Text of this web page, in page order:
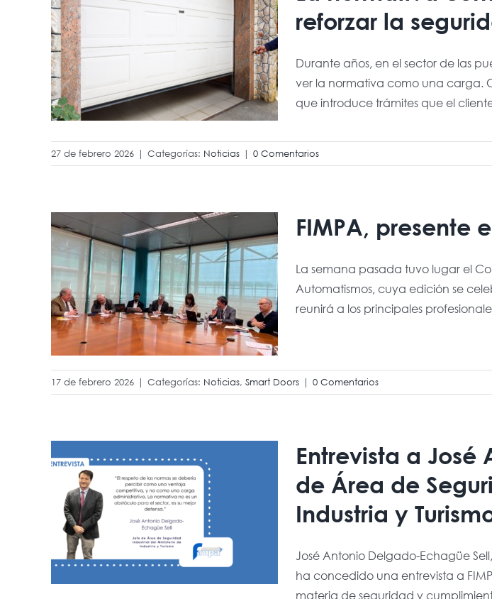
reforzar la
Durante años, en el sector de las
ver la normativa como una carga.
que introduce trámites que el
27 de febrero 2026 | Categorías: Noticias | 0 Comentarios
FIMPA, presente
La semana pasada tuvo lugar el
Automatismos, cuya edición se
reunirá a los principales
17 de febrero 2026 | Categorías: Noticias, Smart Doors | 0 Comentarios
Entrevista a José
de Área de
Industria y
José Antonio Delgado-Echagüe
ha concedido una entrevista a
materia de seguridad y